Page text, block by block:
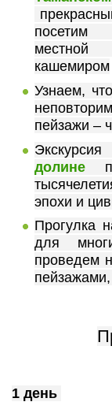
местной
кашемиром
Узнаем,
пейзажи –
долине
эпохи и
Прогулка
для
проведем
1 день